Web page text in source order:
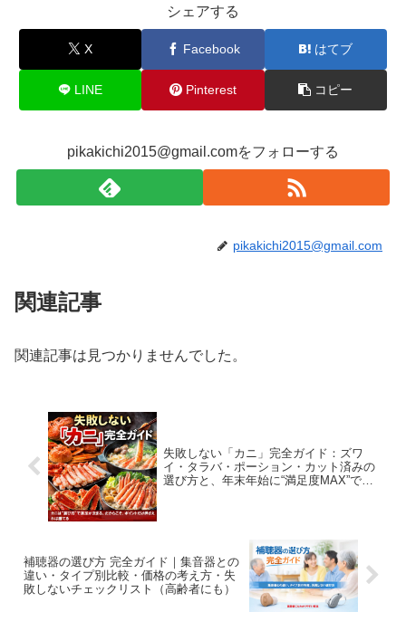
シェアする
X Facebook はてブ
LINE Pinterest コピー
pikakichi2015@gmail.comをフォローする
pikakichi2015@gmail.com
関連記事
関連記事は見つかりませんでした。
失敗しない「カニ」完全ガイド：ズワ
イ・タラバ・ポーション・カット済みの
選び方と、年末年始に“満足度MAX”で食
補聴器の選び方 完全ガイド｜集音器との
違い・タイプ別比較・価格の考え方・失
敗しないチェックリスト（高齢者にも）